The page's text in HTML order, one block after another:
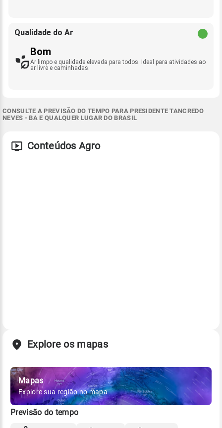
Qualidade do Ar
Bom
Ar limpo e qualidade elevada para todos. Ideal para atividades ao
ar livre e caminhadas.
CONSULTE A PREVISÃO DO TEMPO PARA PRESIDENTE TANCREDO
NEVES - BA E QUALQUER LUGAR DO BRASIL
Conteúdos Agro
Explore os mapas
Mapas
Explore sua região no mapa
Previsão do tempo